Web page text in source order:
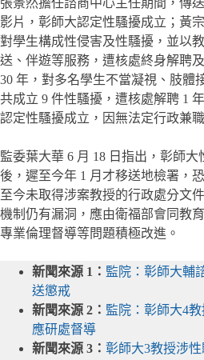
張景然擔任諮商中心主任期間，傳
影片，彰師大認定性騷擾成立；黃
對學生構成性侵害及性騷擾，並以
送、伴遊等服務，遭核處終身解聘
30 年，對多名學生不當凝視、肢體
共成立 9 件性騷擾，遭核處解聘 1
認定性騷擾成立，因無法定行政兼
監委葉大華 6 月 18 日指出，彰師大
後，遲至今年 1 月才移送地檢署，
至今未取得涉案教授的行政處分文
機制仍有漏洞，應由衛福部會同教
專業倫理督導等問題積極改進。
新聞來源 1： 監院：彰師大輔
送懲戒
新聞來源 2： 監院：彰師大4
應研處督導
新聞來源 3： 彰師大3教授涉